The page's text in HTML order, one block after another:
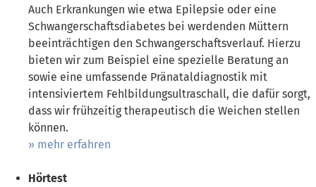
Auch Erkrankungen wie etwa Epilepsie oder eine
Schwangerschaftsdiabetes bei werdenden Müttern
beeinträchtigen den Schwangerschaftsverlauf. Hierzu
bieten wir zum Beispiel eine spezielle Beratung an
sowie eine umfassende Pränataldiagnostik mit
intensiviertem Fehlbildungsultraschall, die dafür sorgt,
dass wir frühzeitig therapeutisch die Weichen stellen
können.
mehr erfahren
Hörtest